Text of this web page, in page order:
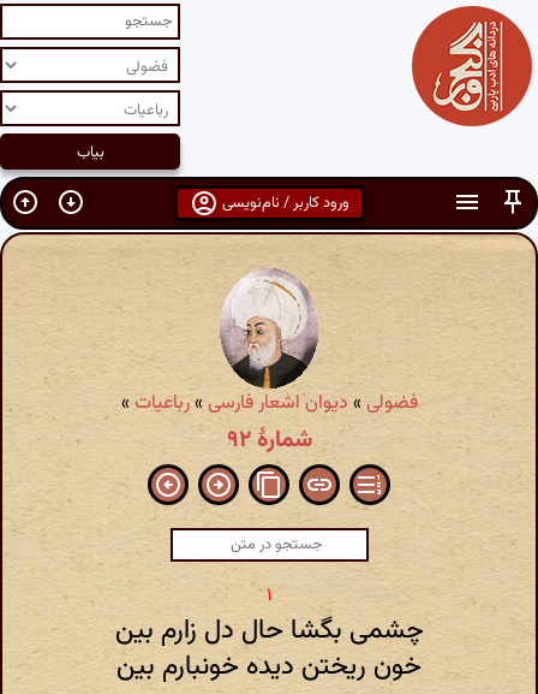
ورود کاربر / نام‌نویسی
فضولی » دیوان اشعار فارسی»رباعیات»
شمارهٔ ۹۲
چشمی بگشا حال دل زارم بین
خون ریختن دیده خونبارم بین